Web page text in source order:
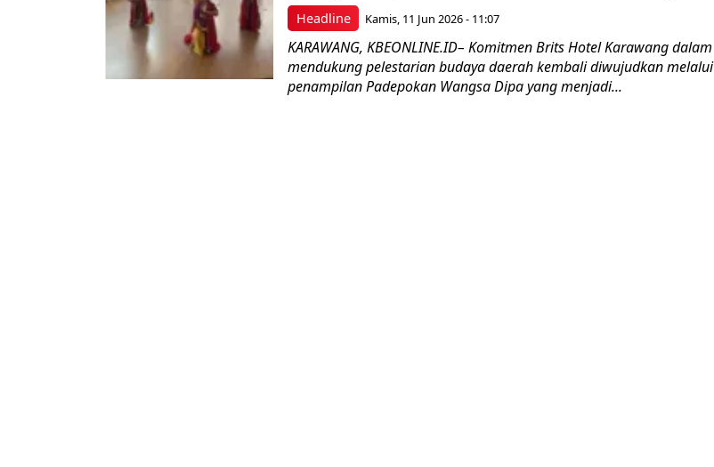
Headline Kamis, 11 Jun 2026 - 11:07
KARAWANG, KBEONLINE.ID– Komitmen Brits Hotel Karawang dalam
mendukung pelestarian budaya daerah kembali diwujudkan melalui
penampilan Padepokan Wangsa Dipa yang menjadi...